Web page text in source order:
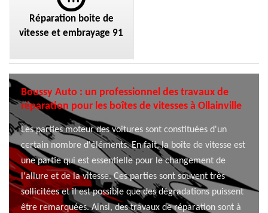
Réparation boite de
vitesse et embrayage 91
Boussy Auto : un professionnel des travaux de
réparation pour les boîtes de vitesses à Ollainville
Les parties moteur des voitures sont constituées d'un
certain nombre d'éléments. En fait, la boîte de vitesse est
une partie qui est essentielle pour le changement de
l'allure et de la vitesse. Ces parties sont souvent très
sollicitées et il est possible que des dégradations puissent
être remarquées. Ainsi, des travaux de réparation sont à